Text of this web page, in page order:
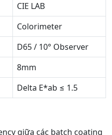
CIE LAB
Colorimeter
D65 / 10° Observer
8mm
Delta E*ab ≤ 1.5
giữa các batch coating